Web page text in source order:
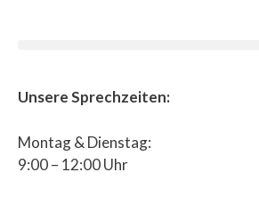
Unsere Sprechzeiten:
Montag & Dienstag:
9:00 – 12:00 Uhr